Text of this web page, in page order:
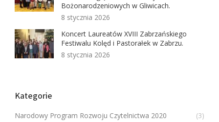
Bożonarodzeniowych w Gliwicach.
8 stycznia 2026
Koncert Laureatów XVIII Zabrzańskiego
Festiwalu Kolęd i Pastorałek w Zabrzu.
8 stycznia 2026
Kategorie
Narodowy Program Rozwoju Czytelnictwa 2020
(3)